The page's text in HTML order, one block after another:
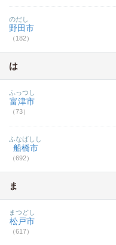
野田市
（182）
のだし
は
富津市
（73）
ふっつし
船橋市
（692）
ふなばしし
ま
松戸市
（617）
まつどし